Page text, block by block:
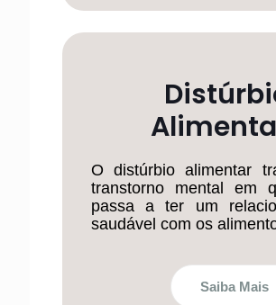
O distúrbio alimentar
transtorno mental em
passa a ter um
saudável com os
Saiba Mais